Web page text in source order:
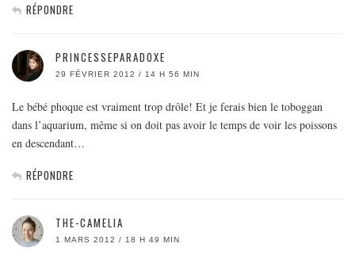
RÉPONDRE
PRINCESSEPARADOXE
29 FÉVRIER 2012 / 14 H 56 MIN
Le bébé phoque est vraiment trop drôle! Et je ferais bien le toboggan
dans l’aquarium, même si on doit pas avoir le temps de voir les poissons
en descendant…
RÉPONDRE
THE-CAMELIA
1 MARS 2012 / 18 H 49 MIN